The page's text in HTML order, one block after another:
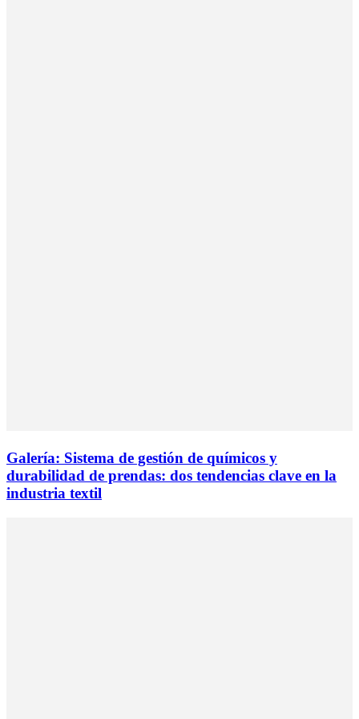
Galería: Sistema de gestión de químicos y
durabilidad de prendas: dos tendencias clave en la
industria textil